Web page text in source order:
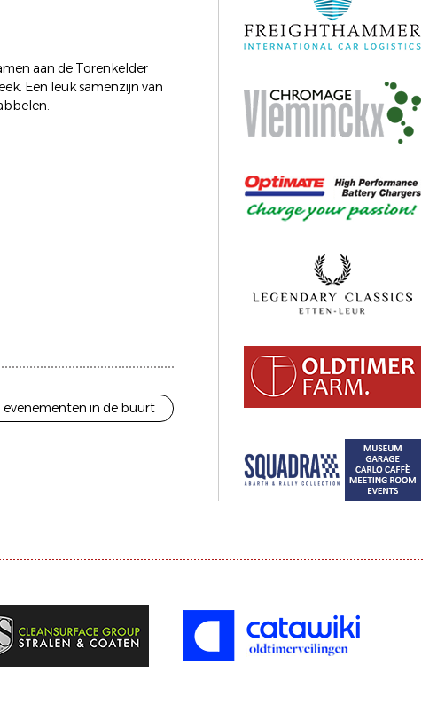
aan de Torenkelder
Een leuk samenzijn van
evenementen in de buurt